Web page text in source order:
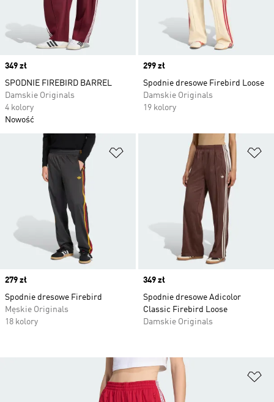
Price
349 zł
SPODNIE FIREBIRD BARREL
Damskie Originals
4 kolory
Nowość
Price
299 zł
Spodnie dresowe Firebird Loose
Damskie Originals
19 kolory
Dodaj do listy życzeń
Price
279 zł
Spodnie dresowe Firebird
Męskie Originals
18 kolory
Price
349 zł
Spodnie dresowe Adicolor
Classic Firebird Loose
Damskie Originals